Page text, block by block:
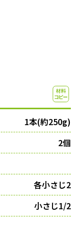
1本(約250g)
2個
各小さじ2
小さじ1/2